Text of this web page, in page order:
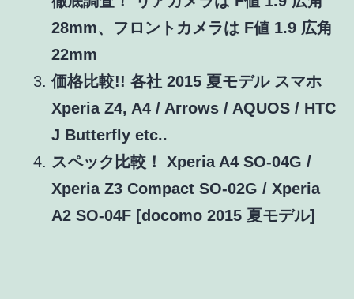
28mm、フロントカメラは F値 1.9 広角
22mm
価格比較!! 各社 2015 夏モデル スマホ
Xperia Z4, A4 / Arrows / AQUOS / HTC
J Butterfly etc..
スペック比較！ Xperia A4 SO-04G /
Xperia Z3 Compact SO-02G / Xperia
A2 SO-04F [docomo 2015 夏モデル]